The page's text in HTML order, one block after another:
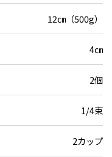
12㎝（500g）
4㎝
2個
1/4束
2カップ